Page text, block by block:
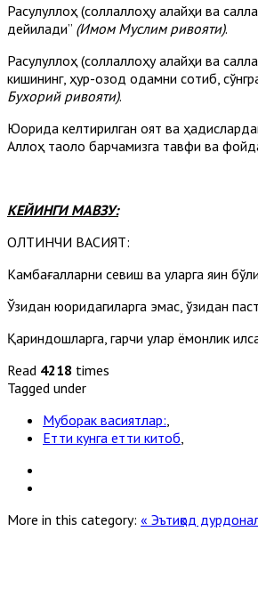
Расулуллоҳ (соллаллоҳу алайҳи ва
дейилади” (Имом Муслим ривояти).
Расулуллоҳ (соллаллоҳу алайҳи ва
кишининг, ҳур-озод одамни сотиб,
Бухорий ривояти).
Юқорида келтирилган оят ва
Аллоҳ таоло барчамизга тавфиқ ва
КЕЙИНГИ МАВЗУ:
ОЛТИНЧИ ВАСИЯТ:
Камбағалларни севиш ва уларга яқин
Ўзидан юқоридагиларга эмас, ўзидан
Қариндошларга, гарчи улар ёмонлик
Read 4218 times
Tagged under
Муборак васиятлар:
Етти кунга етти китоб
More in this category: « Эътиқод